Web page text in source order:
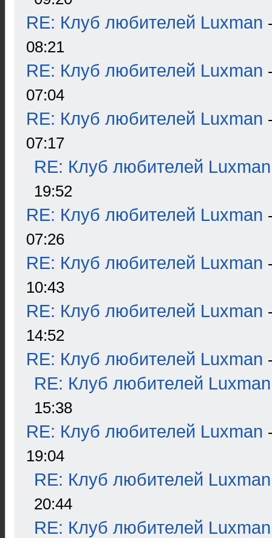
RE: Клуб любителей Luxman
08:21
RE: Клуб любителей Luxman
07:04
RE: Клуб любителей Luxman
07:17
RE: Клуб любителей Luxman
19:52
RE: Клуб любителей Luxman
07:26
RE: Клуб любителей Luxman
10:43
RE: Клуб любителей Luxman
14:52
RE: Клуб любителей Luxman
RE: Клуб любителей Luxman
15:38
RE: Клуб любителей Luxman
19:04
RE: Клуб любителей Luxman
20:44
RE: Клуб любителей Luxman